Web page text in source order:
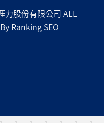
力股份有限公司 ALL
Ranking SEO